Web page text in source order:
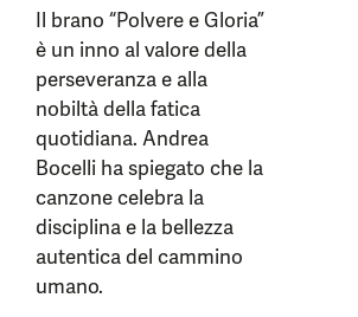
Il brano “Polvere e Gloria”
è un inno al valore della
perseveranza e alla
nobiltà della fatica
quotidiana. Andrea
Bocelli ha spiegato che la
canzone celebra la
disciplina e la bellezza
autentica del cammino
umano.